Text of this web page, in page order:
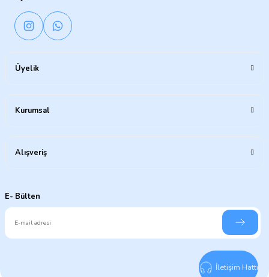
Üyelik
Kurumsal
Alışveriş
E- Bülten
İletişim Hattı